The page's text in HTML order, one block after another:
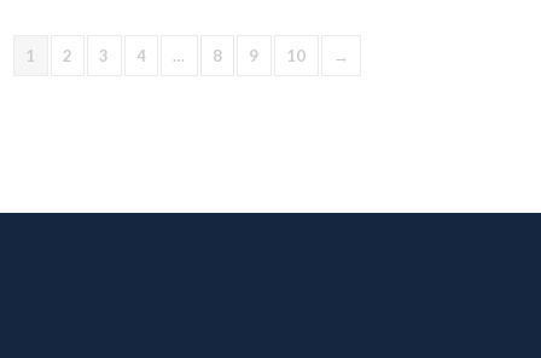
1 2 3 4 … 8 9 10 →